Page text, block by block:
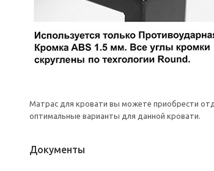
Матрас для кровати вы можете приобрести
оптимальные варианты для данной кровати.
Документы